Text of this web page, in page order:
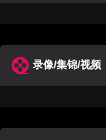
录像/集锦/视频